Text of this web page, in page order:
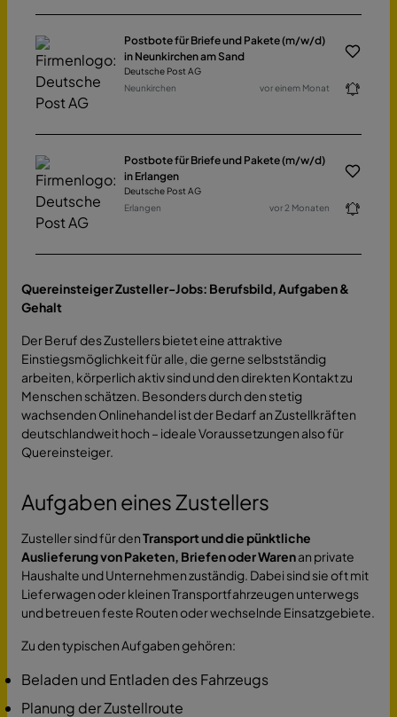
Postbote für Briefe und Pakete (m/w/d)
in Neunkirchen am Sand
Deutsche Post AG
Neunkirchen
vor einem Monat
Postbote für Briefe und Pakete (m/w/d)
in Erlangen
Deutsche Post AG
Erlangen
vor 2 Monaten
Quereinsteiger Zusteller-Jobs: Berufsbild, Aufgaben &
Gehalt
Der Beruf des Zustellers bietet eine attraktive
Einstiegsmöglichkeit für alle, die gerne selbstständig
arbeiten, körperlich aktiv sind und den direkten Kontakt zu
Menschen schätzen. Besonders durch den stetig
wachsenden Onlinehandel ist der Bedarf an Zustellkräften
deutschlandweit hoch – ideale Voraussetzungen also für
Quereinsteiger.
Aufgaben eines Zustellers
Zusteller sind für denTransport und die pünktliche
Auslieferung von Paketen, Briefen oder Warenan private
Haushalte und Unternehmen zuständig. Dabei sind sie oft mit
Lieferwagen oder kleinen Transportfahrzeugen unterwegs
und betreuen feste Routen oder wechselnde Einsatzgebiete.
Zu den typischen Aufgaben gehören:
Beladen und Entladen des Fahrzeugs
Planung der Zustellroute